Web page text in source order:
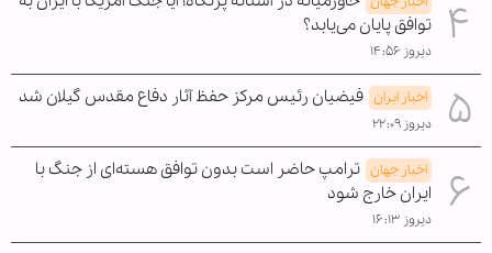
توافق پایان می‌یابد؟
دیروز ۱۴:۵۶
اخبار ایران فیضیان رئیس مرکز حفظ آثار دفاع مقدس گیلان شد
دیروز ۲۲:۰۹
اخبار جهان ترامپ حاضر است بدون توافق هسته‌ای از جنگ با
ایران خارج شود
دیروز ۱۶:۱۳